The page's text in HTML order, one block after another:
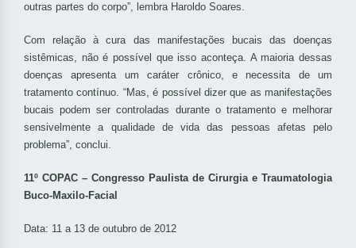
outras partes do corpo”, lembra Haroldo Soares.
Com relação à cura das manifestações bucais das doenças
sistêmicas, não é possível que isso aconteça. A maioria dessas
doenças apresenta um caráter crônico, e necessita de um
tratamento contínuo. “Mas, é possível dizer que as manifestações
bucais podem ser controladas durante o tratamento e melhorar
sensivelmente a qualidade de vida das pessoas afetas pelo
problema”, conclui.
11º COPAC – Congresso Paulista de Cirurgia e Traumatologia
Buco-Maxilo-Facial
Data: 11 a 13 de outubro de 2012